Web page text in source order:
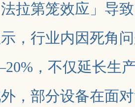
拉第笼效应」导
，行业内因死角
，不仅延长生
，部分设备在面